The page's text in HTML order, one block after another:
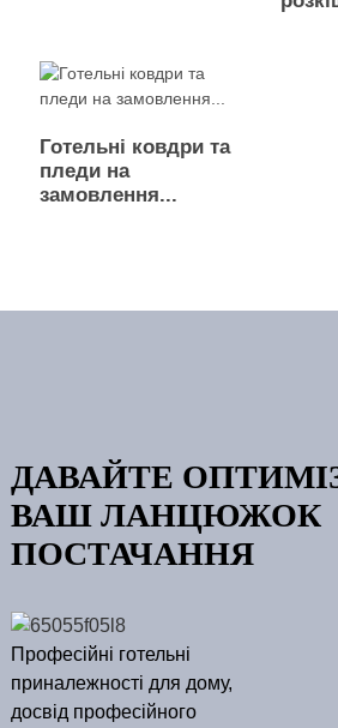
Готельні ковдри та
пледи на
замовлення...
ДАВАЙТЕ
ВАШ ЛАНЦЮЖОК
ПОСТАЧАННЯ
Професійні готельні
приналежності для дому,
досвід професійного